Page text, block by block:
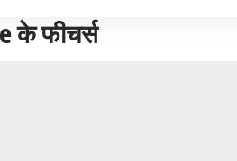
के फीचर्स